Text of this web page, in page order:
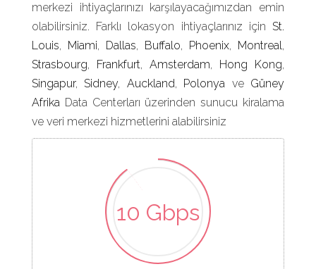
merkezi ihtiyaçlarınızı karşılayacağımızdan emin
olabilirsiniz. Farklı lokasyon ihtiyaçlarınız için St.
Louis, Miami, Dallas, Buffalo, Phoenix, Montreal,
Strasbourg, Frankfurt, Amsterdam, Hong Kong,
Singapur, Sidney, Auckland, Polonya ve Güney
Afrika Data Centerları üzerinden sunucu kiralama
ve veri merkezi hizmetlerini alabilirsiniz
10 Gbps